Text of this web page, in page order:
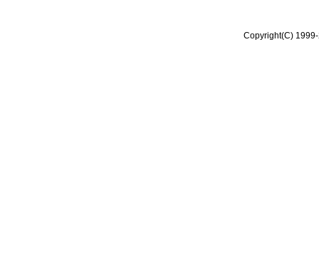
Copyright(C)